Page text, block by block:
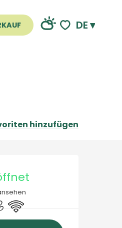
DE
aux favorishinzufügen
&
erlaubt
Wi-Fi